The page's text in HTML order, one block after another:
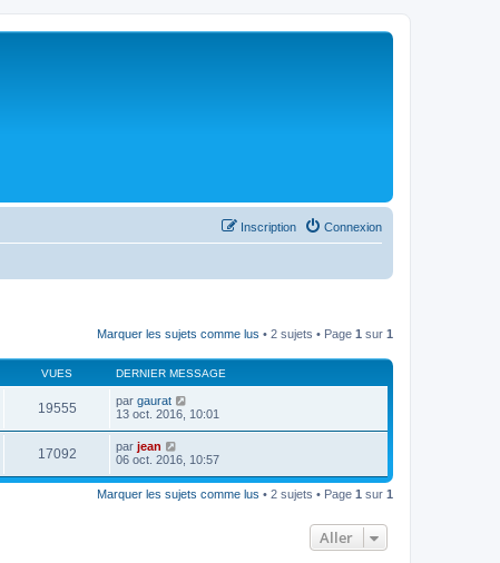
Connexion
Inscription
Marquer les sujets comme lus • 2 sujets • Page 1 sur 1
VUES DERNIER MESSAGE
19555 par gaurat
13 oct. 2016, 10:01
17092 par jean
06 oct. 2016, 10:57
Marquer les sujets comme lus • 2 sujets • Page 1 sur 1
Aller